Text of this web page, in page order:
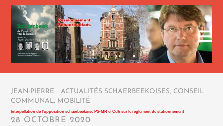
JEAN-PIERRE ACTUALITÉS SCHAERBEEKOISES, CONSEIL
COMMUNAL, MOBILITÉ
Interpellation de l’opposition schaerbeekoise PS-MR et Cdh sur le règlement de stationnement
28 OCTOBRE 2020